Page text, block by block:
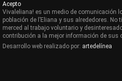
Acepto
Vivaleliana! es un medio de comunicación
población de l’Eliana y sus alrededores.
merced al trabajo voluntario y
contribución a la mejor información de sus
Desarrollo web realizado por: artedelínea